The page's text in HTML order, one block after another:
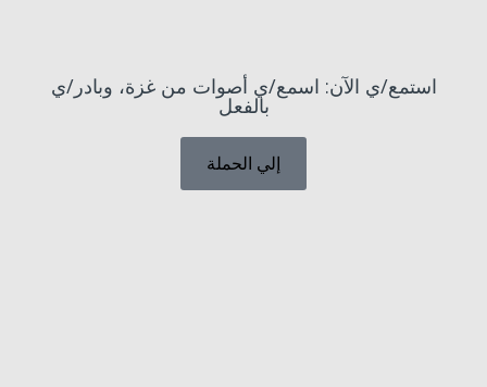
استمع/ي الآن: اسمع/ي أصوات من غزة، وبادر/ي
بالفعل
إلي الحملة